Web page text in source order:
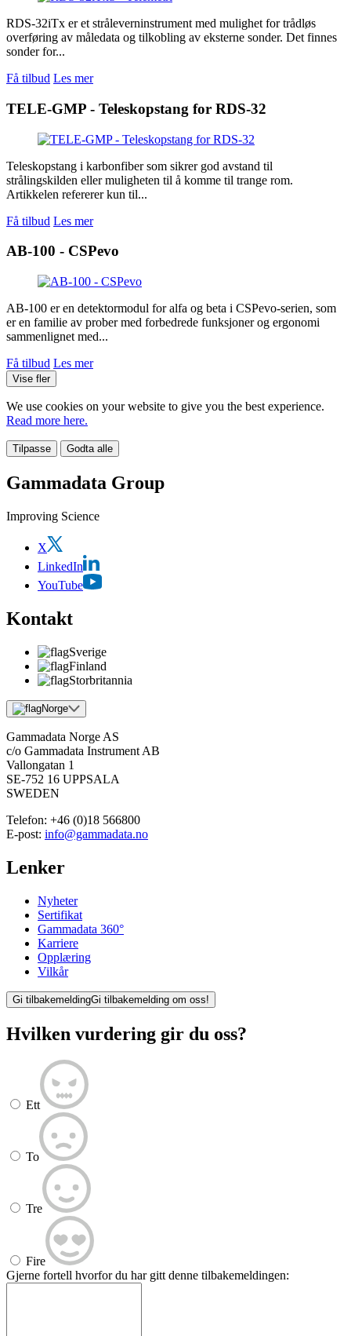
RDS-32iTx er et stråleverninstrument med mulighet for trådløs
overføring av måledata og tilkobling av eksterne sonder. Det finnes
sonder for...
Få tilbud Les mer
TELE-GMP - Teleskopstang for RDS-32
Teleskopstang i karbonfiber som sikrer god avstand til
strålingskilden eller muligheten til å komme til trange rom.
Artikkelen refererer kun til...
Få tilbud Les mer
AB-100 - CSPevo
AB-100 er en detektormodul for alfa og beta i CSPevo-serien, som
er en familie av prober med forbedrede funksjoner og ergonomi
sammenlignet med...
Få tilbud Les mer
Vise fler
We use cookies on your website to give you the best experience.
Read more here.
Tilpasse Godta alle
Gammadata Group
Improving Science
X
LinkedIn
YouTube
Kontakt
Sverige
Finland
Storbritannia
Norge
Gammadata Norge AS
c/o Gammadata Instrument AB
Vallongatan 1
SE-752 16 UPPSALA
SWEDEN
Telefon: +46 (0)18 566800
E-post: info@gammadata.no
Lenker
Nyheter
Sertifikat
Gammadata 360°
Karriere
Opplæring
Vilkår
Gi tilbakemeldingGi tilbakemelding om oss!
Hvilken vurdering gir du oss?
Ett
To
Tre
Fire
Gjerne fortell hvorfor du har gitt denne tilbakemeldingen: